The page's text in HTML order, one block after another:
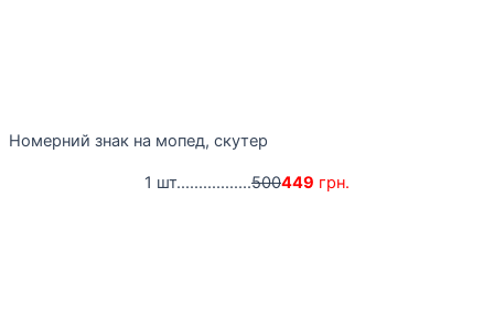
Номерний знак на мопед, скутер
1 шт.................500449 грн.